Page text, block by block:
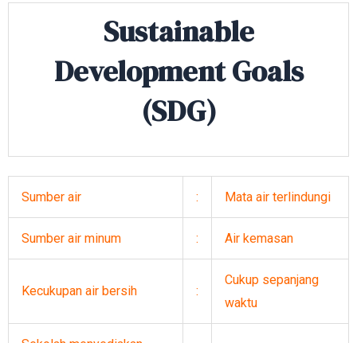
Sustainable
Development Goals
(SDG)
Sumber air : Mata air terlindungi
Sumber air minum : Air kemasan
Kecukupan air bersih :
Cukup sepanjang
waktu